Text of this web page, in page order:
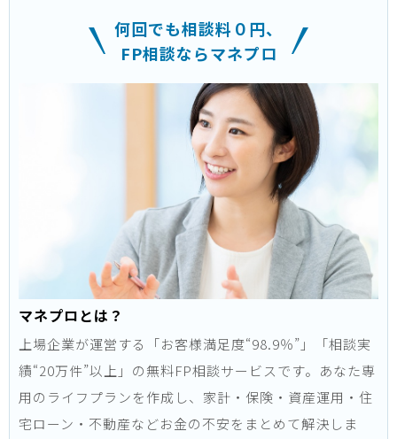
何回でも相談料０円、
FP相談ならマネプロ
マネプロとは？
上場企業が運営する「お客様満足度“98.9％”」「相談実
績“20万件”以上」の無料FP相談サービスです。あなた専
用のライフプランを作成し、家計・保険・資産運用・住
宅ローン・不動産などお金の不安をまとめて解決しま